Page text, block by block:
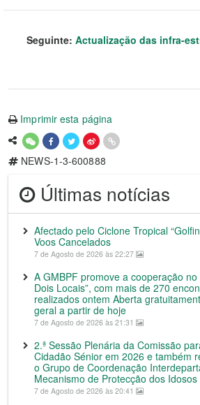
Seguinte: Actualização das infra-
Imprimir esta página
NEWS-1-3-600888
Últimas notícias
Afectado pelo Ciclone Tropical
Voos Cancelados
7 de Agosto de 2026 às 22:27
A GMBPF promove a cooperação no
Dois Locais”, com mais de 270
realizados ontem Aberta
geral a partir de hoje
7 de Agosto de 2026 às 21:31
2.ª Sessão Plenária da Comissão
Cidadão Sénior em 2026 e também
o Grupo de Coordenação
Mecanismo de Protecção dos
7 de Agosto de 2026 às 20:41